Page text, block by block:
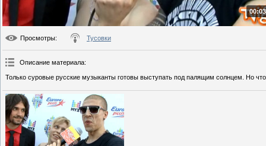
Просмотры: Тусовки
Описание материала:
Только суровые русские музыканты готовы выступать под палящим солнцем. Но